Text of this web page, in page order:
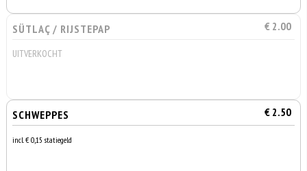
SÜTLAÇ / RIJSTEPAP € 2.00
UITVERKOCHT
SCHWEPPES € 2.50
incl. € 0,15 statiegeld